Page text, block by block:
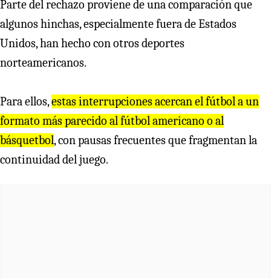
Parte del rechazo proviene de una comparación que
algunos hinchas, especialmente fuera de Estados
Unidos, han hecho con otros deportes
norteamericanos.
Para ellos,estas interrupciones acercan el fútbol a un
formato más parecido al fútbol americano o al
básquetbol, con pausas frecuentes que fragmentan la
continuidad del juego.